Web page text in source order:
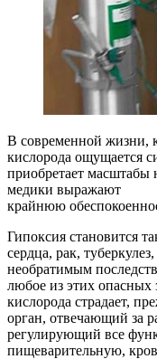
В современной жизни,
кислорода ощущается
приобретает
медики выражают
крайнюю
Гипоксия становится
сердца, рак,
необратимым
любое из этих опасных
кислорода страдает,
орган, отвечающий за
регулирующий все
пищеварительную,